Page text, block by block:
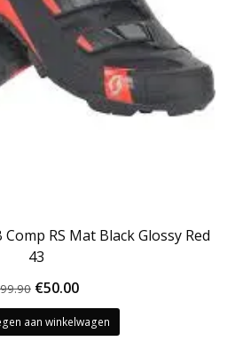
RS Mat Black Glossy Red
43
99.90 Oorspronkelijke
prijs
was:
€50.00Huidige
prijs
is:
aan winkelwagen